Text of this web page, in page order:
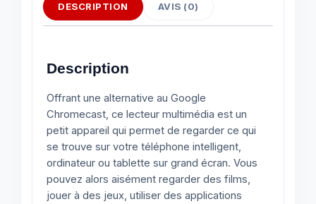
DESCRIPTION AVIS (0)
Description
Offrant une alternative au Google
Chromecast, ce lecteur multimédia est un
petit appareil qui permet de regarder ce qui
se trouve sur votre téléphone intelligent,
ordinateur ou tablette sur grand écran. Vous
pouvez alors aisément regarder des films,
jouer à des jeux, utiliser des applications